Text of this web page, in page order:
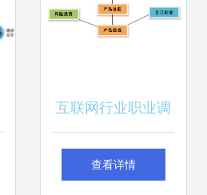
互联网行业职业调
研简析 投资管理的
查看详情